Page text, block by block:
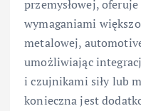
przemysłowej,
wymaganiami
metalowej,
umożliwiając
i czujnikami siły lub
konieczna jest